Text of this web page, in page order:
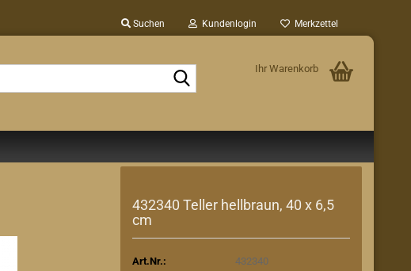
Suchen Kundenlogin Merkzettel
Ihr Warenkorb
432340 Teller hellbraun, 40 x 6,5
cm
Art.Nr.:
432340